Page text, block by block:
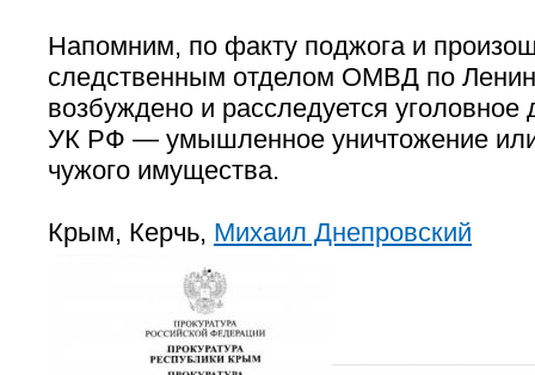
Напомним, по факту поджога и
следственным отделом ОМВД по
возбуждено и расследуется уголовное
УК РФ — умышленное уничтожение
чужого имущества.
Крым, Керчь, Михаил Днепровский